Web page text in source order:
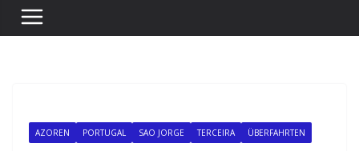
AZOREN PORTUGAL SAO JORGE TERCEIRA ÜBERFAHRTEN